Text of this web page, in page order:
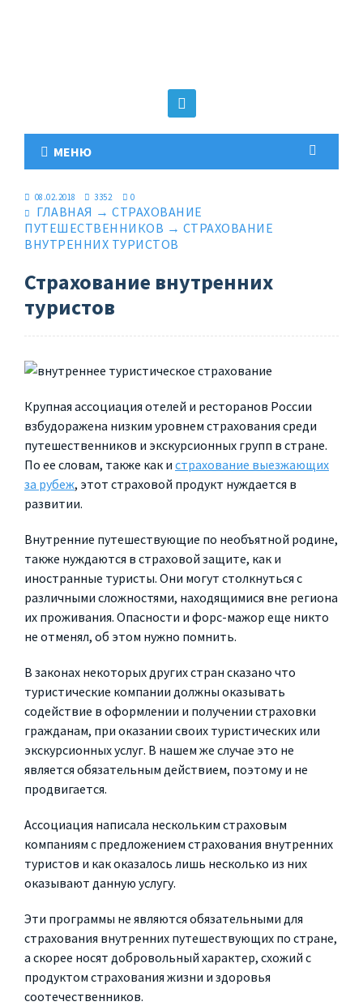
МЕНЮ
08.02.2018 3352 0
ГЛАВНАЯ → СТРАХОВАНИЕ
ПУТЕШЕСТВЕННИКОВ → СТРАХОВАНИЕ
ВНУТРЕННИХ ТУРИСТОВ
Страхование внутренних
туристов
Крупная ассоциация отелей и ресторанов России
взбудоражена низким уровнем страхования среди
путешественников и экскурсионных групп в стране.
По ее словам, также как и страхование выезжающих
за рубеж, этот страховой продукт нуждается в
развитии.
Внутренние путешествующие по необъятной родине,
также нуждаются в страховой защите, как и
иностранные туристы. Они могут столкнуться с
различными сложностями, находящимися вне региона
их проживания. Опасности и форс-мажор еще никто
не отменял, об этом нужно помнить.
В законах некоторых других стран сказано что
туристические компании должны оказывать
содействие в оформлении и получении страховки
гражданам, при оказании своих туристических или
экскурсионных услуг. В нашем же случае это не
является обязательным действием, поэтому и не
продвигается.
Ассоциация написала нескольким страховым
компаниям с предложением страхования внутренних
туристов и как оказалось лишь несколько из них
оказывают данную услугу.
Эти программы не являются обязательными для
страхования внутренних путешествующих по стране,
а скорее носят добровольный характер, схожий с
продуктом страхования жизни и здоровья
соотечественников.